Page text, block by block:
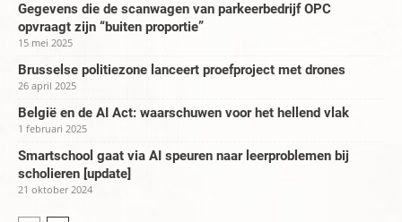
Gegevens die de scanwagen van parkeerbedrijf OPC
opvraagt zijn “buiten proportie”
15 mei 2025
Brusselse politiezone lanceert proefproject met drones
26 april 2025
België en de AI Act: waarschuwen voor het hellend vlak
1 februari 2025
Smartschool gaat via AI speuren naar leerproblemen bij
scholieren [update]
21 oktober 2024